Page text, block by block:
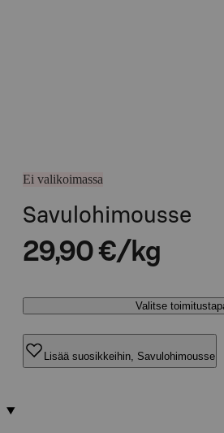
Ei valikoimassa
Savulohimousse
29,90 €/kg
Valitse
Lisää suosikkeihin, Savulohimousse